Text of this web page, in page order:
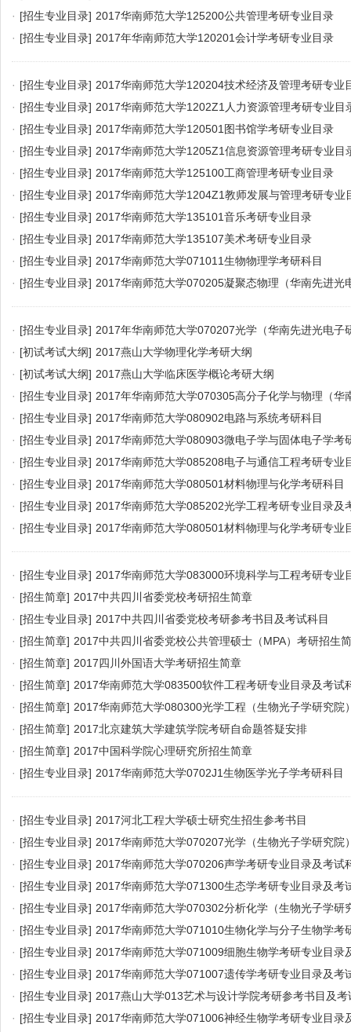
· [招生专业目录] 2017华南师范大学125200公共管理考研专业目录
· [招生专业目录] 2017年华南师范大学120201会计学考研专业目录
· [招生专业目录] 2017华南师范大学120204技术经济及管理考研专业
· [招生专业目录] 2017华南师范大学1202Z1人力资源管理考研专业目
· [招生专业目录] 2017华南师范大学120501图书馆学考研专业目录
· [招生专业目录] 2017华南师范大学1205Z1信息资源管理考研专业目
· [招生专业目录] 2017华南师范大学125100工商管理考研专业目录
· [招生专业目录] 2017华南师范大学1204Z1教师发展与管理考研专业
· [招生专业目录] 2017华南师范大学135101音乐考研专业目录
· [招生专业目录] 2017华南师范大学135107美术考研专业目录
· [招生专业目录] 2017华南师范大学071011生物物理学考研科目
· [招生专业目录] 2017华南师范大学070205凝聚态物理（华南先进光
目
· [招生专业目录] 2017年华南师范大学070207光学（华南先进光电子
· [初试考试大纲] 2017燕山大学物理化学考研大纲
· [初试考试大纲] 2017燕山大学临床医学概论考研大纲
· [招生专业目录] 2017年华南师范大学070305高分子化学与物理（华
院）考研科目
· [招生专业目录] 2017华南师范大学080902电路与系统考研科目
· [招生专业目录] 2017华南师范大学080903微电子学与固体电子学考
· [招生专业目录] 2017华南师范大学085208电子与通信工程考研专业
· [招生专业目录] 2017华南师范大学080501材料物理与化学考研科目
· [招生专业目录] 2017华南师范大学085202光学工程考研专业目录及
· [招生专业目录] 2017华南师范大学080501材料物理与化学考研专业
· [招生专业目录] 2017华南师范大学083000环境科学与工程考研专业
· [招生简章] 2017中共四川省委党校考研招生简章
· [招生专业目录] 2017中共四川省委党校考研参考书目及考试科目
· [招生简章] 2017中共四川省委党校公共管理硕士（MPA）考研招生
· [招生简章] 2017四川外国语大学考研招生简章
· [招生简章] 2017华南师范大学083500软件工程考研专业目录及考试
· [招生简章] 2017华南师范大学080300光学工程（生物光子学研究院
· [招生简章] 2017北京建筑大学建筑学院考研自命题答疑安排
· [招生简章] 2017中国科学院心理研究所招生简章
· [招生专业目录] 2017华南师范大学0702J1生物医学光子学考研科目
· [招生专业目录] 2017河北工程大学硕士研究生招生参考书目
· [招生专业目录] 2017华南师范大学070207光学（生物光子学研究院
· [招生专业目录] 2017华南师范大学070206声学考研专业目录及考试
· [招生专业目录] 2017华南师范大学071300生态学考研专业目录及考
· [招生专业目录] 2017华南师范大学070302分析化学（生物光子学研
· [招生专业目录] 2017华南师范大学071010生物化学与分子生物学考
目
· [招生专业目录] 2017华南师范大学071009细胞生物学考研专业目录
· [招生专业目录] 2017华南师范大学071007遗传学考研专业目录及考
· [招生专业目录] 2017燕山大学013艺术与设计学院考研参考书目及考
· [招生专业目录] 2017华南师范大学071006神经生物学考研专业目录